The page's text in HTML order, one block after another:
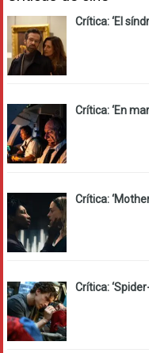
Crítica: ‘El
Crítica: ‘En
Crítica:
Crítica: